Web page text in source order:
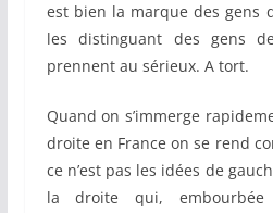
est bien la marque des gens
les distinguant des gens
prennent au sérieux. A tort.
Quand on s’immerge
droite en France on se rend
ce n’est pas les idées de
la droite qui, embourbée